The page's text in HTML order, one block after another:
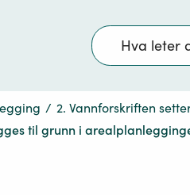
Søk
/ 2. Vannforskriften
til grunn i